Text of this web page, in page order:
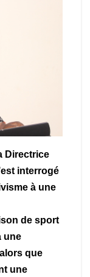
Directrice
interrogé
à une
de sport
une
que
une